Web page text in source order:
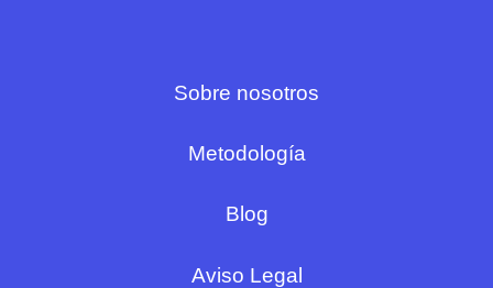
Sobre nosotros
Metodología
Blog
Aviso Legal